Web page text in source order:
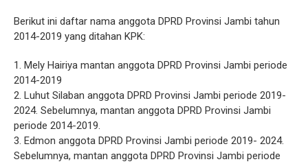
Berikut ini daftar nama anggota DPRD Provinsi Jambi tahun
2014-2019 yang ditahan KPK:
1. Mely Hairiya mantan anggota DPRD Provinsi Jambi periode
2014-2019
2. Luhut Silaban anggota DPRD Provinsi Jambi periode 2019-
2024. Sebelumnya, mantan anggota DPRD Provinsi Jambi
periode 2014-2019.
3. Edmon anggota DPRD Provinsi Jambi periode 2019- 2024.
Sebelumnya, mantan anggota DPRD Provinsi Jambi periode